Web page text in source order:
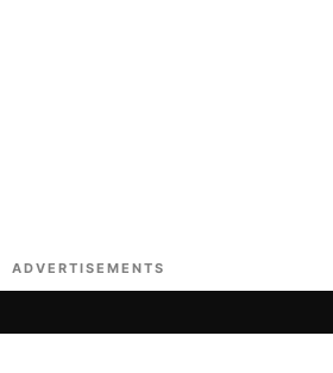
ADVERTISEMENTS